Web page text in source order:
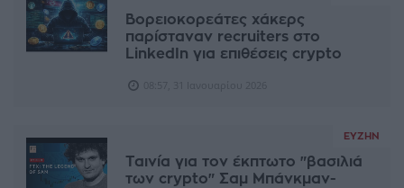
Βορειοκορεάτες χάκερς
παρίσταναν recruiters στο
LinkedIn για επιθέσεις crypto
ΕΥΖΗΝ
Ταινία για τον έκπτωτο "βασιλιά
των crypto" Σαμ Μπάνκμαν-